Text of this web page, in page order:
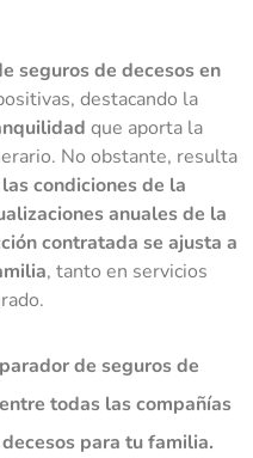
seguros de decesos en
destacando la
que aporta la
No obstante, resulta
condiciones de la
anuales de la
contratada se ajusta a
, tanto en servicios
de seguros de
todas las compañías
para tu familia.